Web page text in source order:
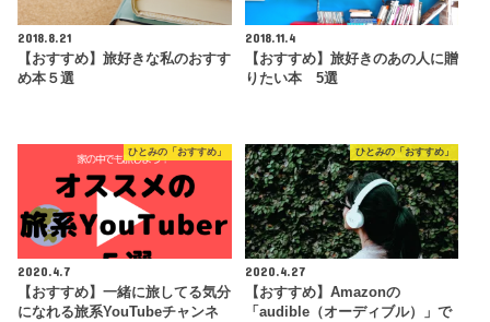
2018.8.21
【おすすめ】旅好きな私のおすす
め本５選
2018.11.4
【おすすめ】旅好きのあの人に贈
りたい本 5選
ひとみの「おすすめ」
2020.4.7
【おすすめ】一緒に旅してる気分
になれる旅系YouTubeチャンネ
ひとみの「おすすめ」
2020.4.27
【おすすめ】Amazonの
「audible（オーディブル）」で